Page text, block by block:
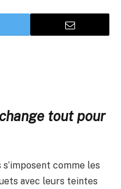
tout pour
comme les
avec leurs teintes